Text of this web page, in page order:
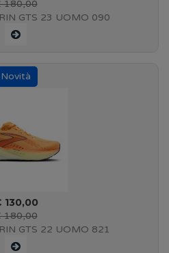
180,00
GTS 23 UOMO 090
- Art. 1110503 1D 090
130,00
180,00
GTS 22 UOMO 821
- Art. 110446 1D 821